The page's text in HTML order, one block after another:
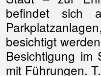
befindet sich
besichtigt
Besichtigung im
mit Führungen.